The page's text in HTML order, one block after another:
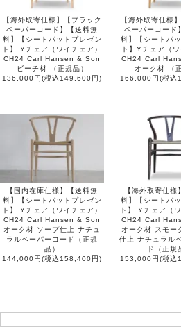
【海外取寄仕様】【ブラック
ペーパーコード】【送料無
料】【シートパットプレゼン
ト】 Yチェア（ワイチェア）
CH24 Carl Hansen & Son
ビーチ材 （正規品）
136,000円(税込149,600円)
【海外取寄仕様
ペーパーコード
料】【シートパ
ト】Yチェア（ワ
CH24 Carl
オーク材 （
166,000円(税込
【国内在庫仕様】【送料無
料】【シートパットプレゼン
ト】 Yチェア（ワイチェア）
CH24 Carl Hansen & Son
オーク材 ソープ仕上 ナチュ
ラルペーパーコード（正規
品）
144,000円(税込158,400円)
【海外取寄仕様
料】【シートパ
ト】 Yチェア（
CH24 Carl
オーク材 スモー
仕上 ナチュラル
ド（正規
153,000円(税込